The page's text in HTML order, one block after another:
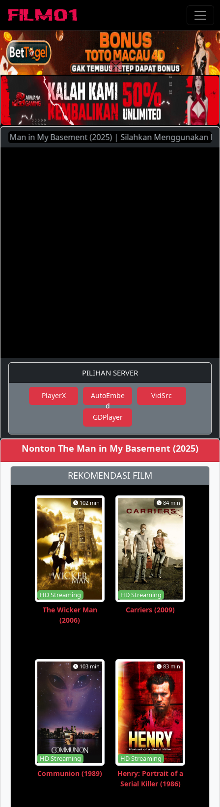
in My Basement (2025) | Silahkan Menggunakan
PILIHAN SERVER
PlayerX
AutoEmbe
d
VidSrc
GDPlayer
Nonton The Man in My Basement (2025)
REKOMENDASI FILM
102 min
HD Streaming
The Wicker Man
(2006)
84 min
HD Streaming
Carriers (2009)
103 min
HD Streaming
Communion (1989)
83 min
HD Streaming
Henry: Portrait of a
Serial Killer (1986)